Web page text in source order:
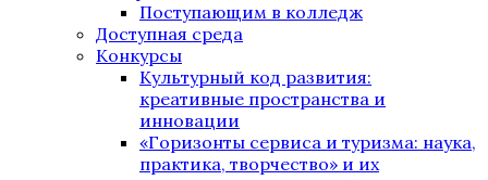
Поступающим в колледж
Доступная среда
Конкурсы
Культурный код развития:
креативные пространства и
инновации
«Горизонты сервиса и туризма: наука,
практика, творчество» и их